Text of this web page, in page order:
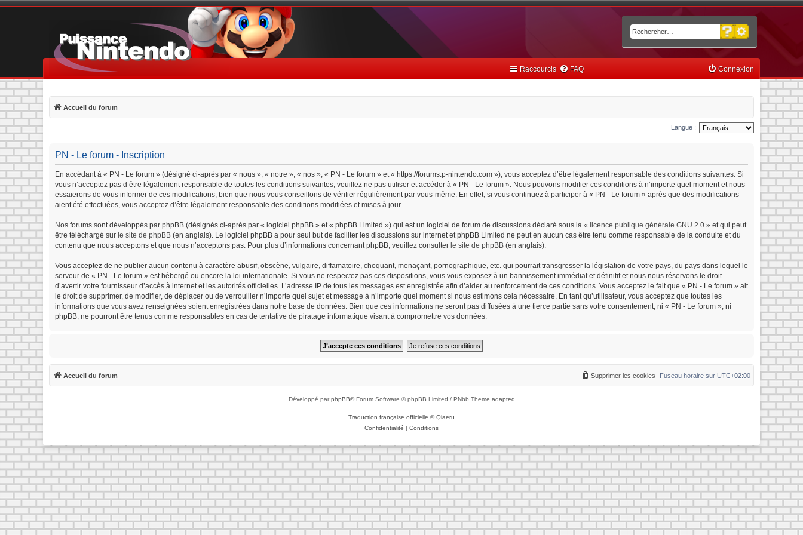
Rechercher
Recherche avancée
Raccourcis FAQ Connexion
Accueil du forum
Langue :
PN - Le forum - Inscription
En accédant à « PN - Le forum » (désigné ci-après par « nous », « notre », « nos », « PN - Le forum » et « https://forums.p-nintendo.com »), vous acceptez d’être légalement responsable des conditions suivantes. Si
vous n’acceptez pas d’être légalement responsable de toutes les conditions suivantes, veuillez ne pas utiliser et accéder à « PN - Le forum ». Nous pouvons modifier ces conditions à n’importe quel moment et nous
essaierons de vous informer de ces modifications, bien que nous vous conseillons de vérifier régulièrement par vous-même. En effet, si vous continuez à participer à « PN - Le forum » après que des modifications
aient été effectuées, vous acceptez d’être légalement responsable des conditions modifiées et mises à jour.
Nos forums sont développés par phpBB (désignés ci-après par « logiciel phpBB » et « phpBB Limited ») qui est un logiciel de forum de discussions déclaré sous la « licence publique générale GNU 2.0 » et qui peut
être téléchargé sur le site de phpBB (en anglais). Le logiciel phpBB a pour seul but de faciliter les discussions sur internet et phpBB Limited ne peut en aucun cas être tenu comme responsable de la conduite et du
contenu que nous acceptons et que nous n’acceptons pas. Pour plus d’informations concernant phpBB, veuillez consulter le site de phpBB (en anglais).
Vous acceptez de ne publier aucun contenu à caractère abusif, obscène, vulgaire, diffamatoire, choquant, menaçant, pornographique, etc. qui pourrait transgresser la législation de votre pays, du pays dans lequel le
serveur de « PN - Le forum » est hébergé ou encore la loi internationale. Si vous ne respectez pas ces dispositions, vous vous exposez à un bannissement immédiat et définitif et nous nous réservons le droit
d’avertir votre fournisseur d’accès à internet et les autorités officielles. L’adresse IP de tous les messages est enregistrée afin d’aider au renforcement de ces conditions. Vous acceptez le fait que « PN - Le forum » ait
le droit de supprimer, de modifier, de déplacer ou de verrouiller n’importe quel sujet et message à n’importe quel moment si nous estimons cela nécessaire. En tant qu’utilisateur, vous acceptez que toutes les
informations que vous avez renseignées soient enregistrées dans notre base de données. Bien que ces informations ne seront pas diffusées à une tierce partie sans votre consentement, ni « PN - Le forum », ni
phpBB, ne pourront être tenus comme responsables en cas de tentative de piratage informatique visant à compromettre vos données.
Accueil du forum Fuseau horaire sur UTC+02:00
Supprimer les cookies
Développé parphpBB® Forum Software © phpBB Limited / PNbb Theme adapted
Traduction française officielle ©Qiaeru
Confidentialité | Conditions